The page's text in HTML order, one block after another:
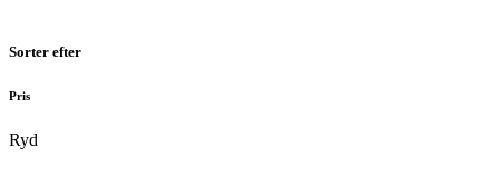
Sorter efter
Pris
Ryd